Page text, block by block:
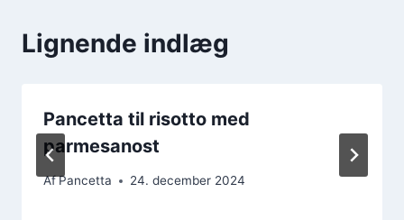
Lignende indlæg
Pancetta til risotto med
parmesanost
AfPancetta 24. december 2024